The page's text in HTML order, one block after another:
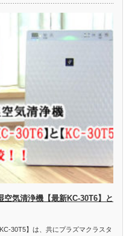
空気清浄機【最新KC-30T6】と
30T5】は、共にプラズマクラスタ